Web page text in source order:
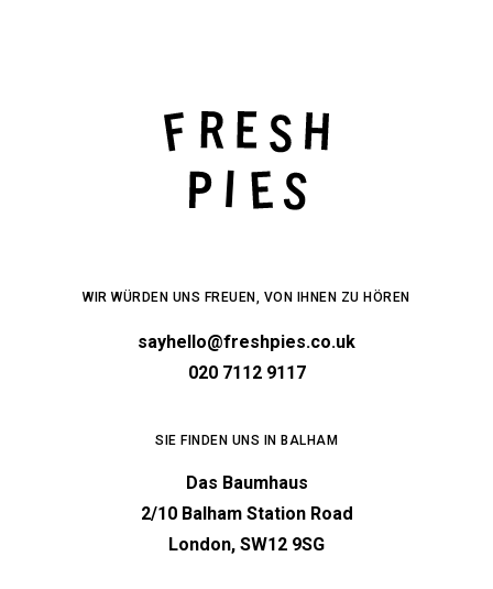
WIR WÜRDEN UNS FREUEN, VON IHNEN ZU HÖREN
sayhello@freshpies.co.uk
020 7112 9117
SIE FINDEN UNS IN BALHAM
Das Baumhaus
2/10 Balham Station Road
London, SW12 9SG